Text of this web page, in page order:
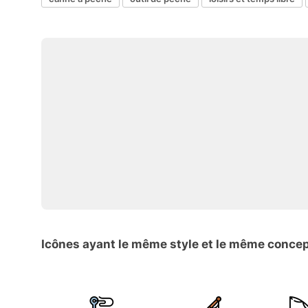
Icônes ayant le même style et le même